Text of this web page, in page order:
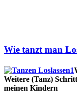
Wie tanzt man
Weitere (Tanz)
meinen Kindern